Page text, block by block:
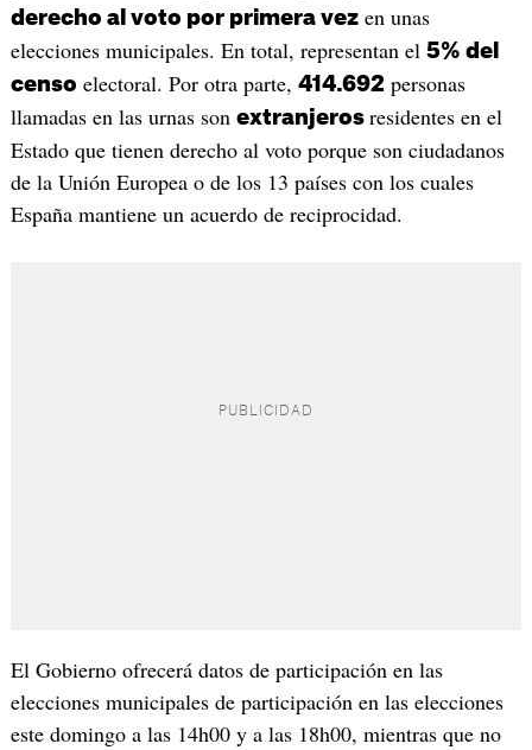
derecho al voto por primera vezen unas
elecciones municipales. En total, representan el 5% del
censo electoral. Por otra parte, 414.692 personas
llamadas en las urnas son extranjeros residentes en el
Estado que tienen derecho al voto porque son ciudadanos
de la Unión Europea o de los 13 países con los cuales
España mantiene un acuerdo de reciprocidad.
El Gobierno ofrecerá datos de participación en las
elecciones municipales de participación en las elecciones
este domingo a las 14h00 y a las 18h00, mientras que no